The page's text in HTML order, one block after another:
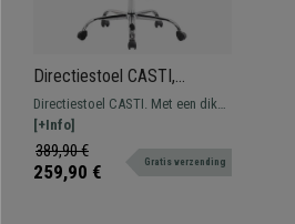
Directiestoel CASTI,
Uitschuifbare Voetsteun,
Dikke Vulling, in Stof, Kleur
Zwart
Directiestoel CASTI. Met een dikke
vulling bekleed met kwaliteitsstof,
verkrijgbaar in verschillende
kleuren en zeer stevig door het
[+Info]
389,90 €
259,90 € Gratis verzending